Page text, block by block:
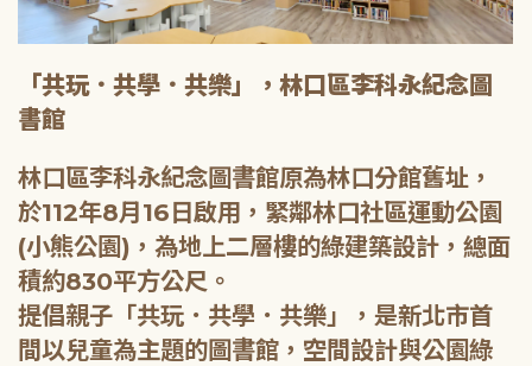
「共玩．共學．共樂」，林口區李科永紀念圖
書館
林口區李科永紀念圖書館原為林口分館舊址，
於112年8月16日啟用，緊鄰林口社區運動公園
(小熊公園)，為地上二層樓的綠建築設計，總面
積約830平方公尺。
提倡親子「共玩．共學．共樂」，是新北市首
間以兒童為主題的圖書館，空間設計與公園綠